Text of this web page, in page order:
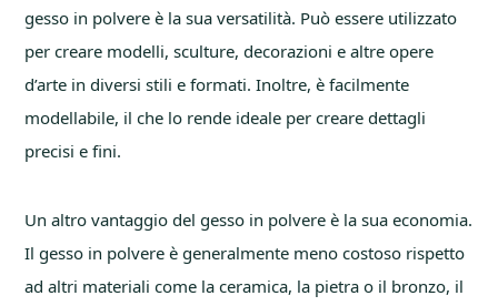
gesso in polvere è la sua versatilità. Può essere utilizzato
per creare modelli, sculture, decorazioni e altre opere
d’arte in diversi stili e formati. Inoltre, è facilmente
modellabile, il che lo rende ideale per creare dettagli
precisi e fini.
Un altro vantaggio del gesso in polvere è la sua economia.
Il gesso in polvere è generalmente meno costoso rispetto
ad altri materiali come la ceramica, la pietra o il bronzo, il